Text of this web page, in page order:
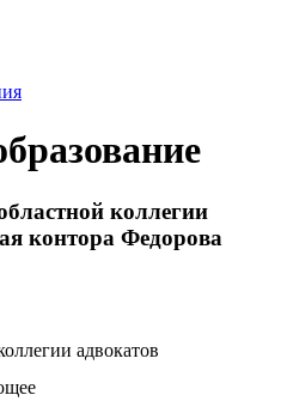
коллегии
контора Федорова
адвокатов